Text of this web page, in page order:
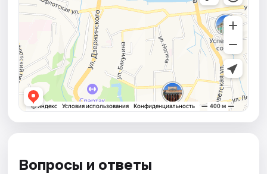
Вопросы и ответы